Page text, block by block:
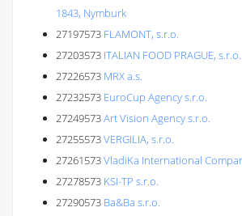
1843, Nymburk
27197573 FLAMONT, s.r.o.
27203573 ITALIAN FOOD PRAGUE, s.r.o.
27226573 MRX a.s.
27232573 EuroCup Agency s.r.o.
27249573Art Vision Agency s.r.o.
27255573VERGILIA, s.r.o.
27261573VladiKa International
27278573 KSI-TP s.r.o.
27290573 Ba&Ba s.r.o.